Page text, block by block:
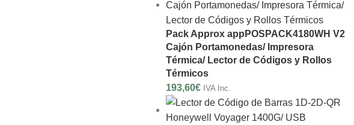
Pack Approx appPOSPACK4180WH V2
Cajón Portamonedas/ Impresora
Térmica/ Lector de Códigos y Rollos
Térmicos
193,60€ IVA Inc.